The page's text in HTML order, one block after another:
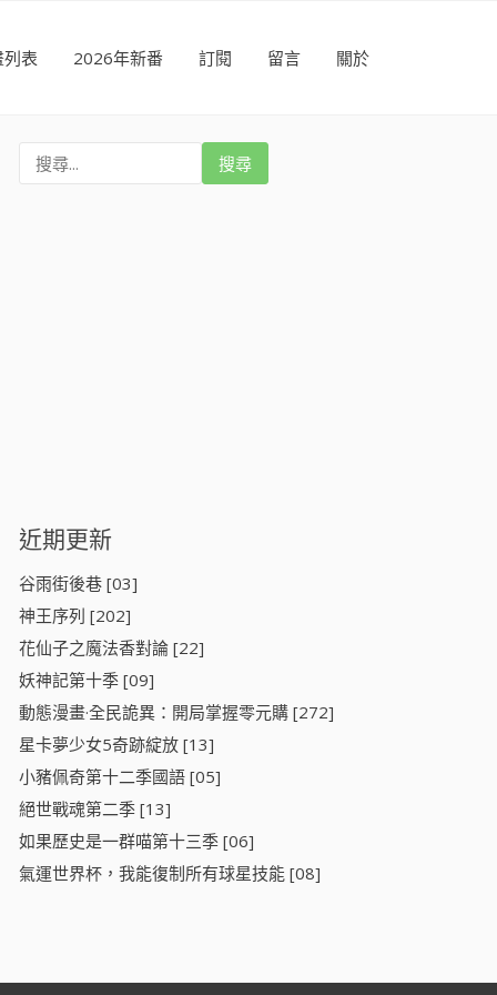
表 2026年新番 訂閱 留言 關於
近期更新
谷雨街後巷 [03]
神王序列 [202]
花仙子之魔法香對論 [22]
妖神記第十季 [09]
動態漫畫·全民詭異：開局掌握零元購 [272]
星卡夢少女5奇跡綻放 [13]
小豬佩奇第十二季國語 [05]
絕世戰魂第二季 [13]
如果歷史是一群喵第十三季 [06]
氣運世界杯，我能復制所有球星技能 [08]